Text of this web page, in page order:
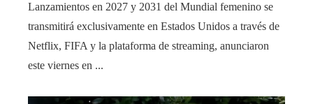
Lanzamientos en 2027 y 2031 del Mundial femenino se
transmitirá exclusivamente en Estados Unidos a través de
Netflix, FIFA y la plataforma de streaming, anunciaron
este viernes en ...